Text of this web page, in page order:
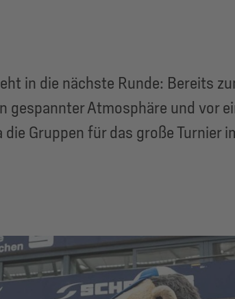
in die nächste Runde: Bereits
gespannter Atmosphäre und vor
Gruppen für das große Turnier